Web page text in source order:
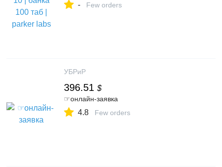
- Few orders
УБРиР
396.51 $
☞онлайн-заявка
4.8 Few orders